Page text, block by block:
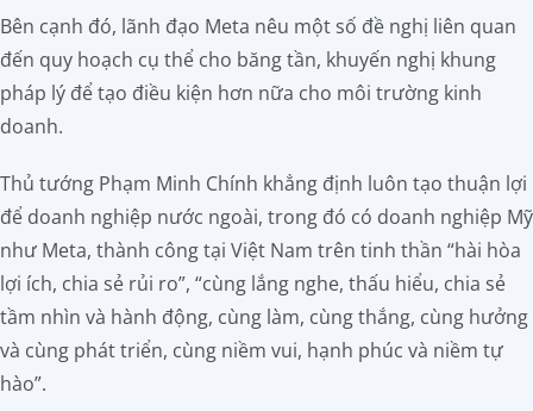
Bên cạnh đó, lãnh đạo Meta nêu một số đề nghị liên quan
đến quy hoạch cụ thể cho băng tần, khuyến nghị khung
pháp lý để tạo điều kiện hơn nữa cho môi trường kinh
doanh.
Thủ tướng Phạm Minh Chính khẳng định luôn tạo thuận lợi
để doanh nghiệp nước ngoài, trong đó có doanh nghiệp Mỹ
như Meta, thành công tại Việt Nam trên tinh thần “hài hòa
lợi ích, chia sẻ rủi ro”, “cùng lắng nghe, thấu hiểu, chia sẻ
tầm nhìn và hành động, cùng làm, cùng thắng, cùng hưởng
và cùng phát triển, cùng niềm vui, hạnh phúc và niềm tự
hào”.